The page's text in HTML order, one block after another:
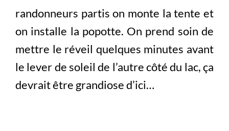
randonneurs partis on monte la tente et
on installe la popotte. On prend soin de
mettre le réveil quelques minutes avant
le lever de soleil de l’autre côté du lac, ça
devrait être grandiose d’ici…